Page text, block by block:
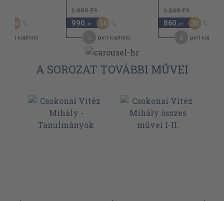
50
pont kapható
1.980 Ft
990 ,-Ft 50
pont kapható
1.240 Ft
860 ,-Ft 30
pont kapható
A SOROZAT TOVÁBBI MŰVEI